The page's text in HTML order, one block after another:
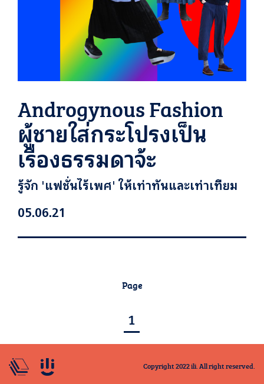
Androgynous Fashion
ผู้ชายใส่กระโปรงเป็น
เรื่องธรรมดาจ้ะ
รู้จัก 'แฟชั่นไร้เพศ' ให้เท่าทันและเท่าเทียม
05.06.21
Page
1
Copyright 2022 ili. All right reserved.